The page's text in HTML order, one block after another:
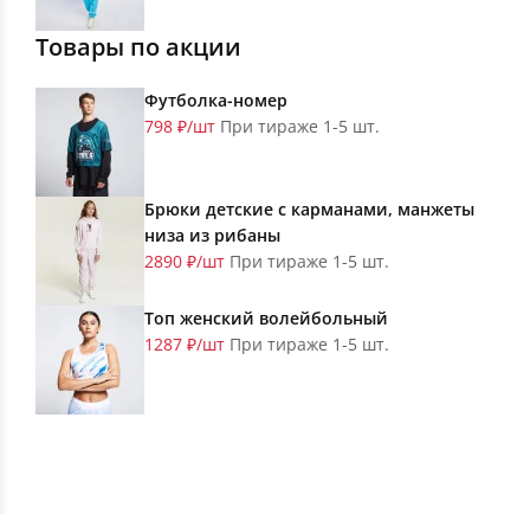
Товары по акции
Футболка-номер
798 ₽/шт При тираже 1-5 шт.
Брюки детские с карманами, манжеты
низа из рибаны
2890 ₽/шт При тираже 1-5 шт.
Топ женский волейбольный
1287 ₽/шт При тираже 1-5 шт.